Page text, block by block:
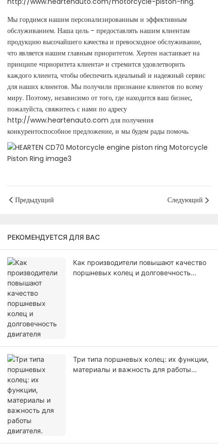
Мы гордимся нашим персонализированным и эффективным
обслуживанием. Наша цель - предоставлять нашим клиентам
продукцию высочайшего качества и превосходное обслуживание,
что является нашим главным приоритетом. Хертен настаивает на
принципе «приоритета клиента» и стремится удовлетворить
каждого клиента, чтобы обеспечить идеальный и надежный сервис
для наших клиентов. Мы получили признание клиентов по всему
миру. Поэтому, независимо от того, где находится ваш бизнес,
пожалуйста, свяжитесь с нами по адресу
http://www.heartenauto.com для получения
конкурентоспособное предложение, и мы будем рады помочь.
Предыдущий Следующий
РЕКОМЕНДУЕТСЯ ДЛЯ ВАС
Как производители повышают качество
поршневых колец и долговечность
Три типа поршневых колец: их функции,
материалы и важность для работы